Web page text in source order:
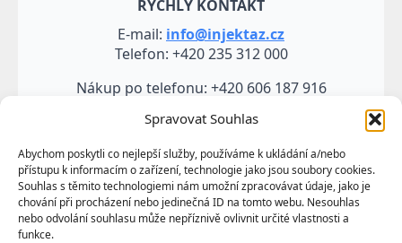
Spravovat Souhlas
Abychom poskytli co nejlepší služby, používáme k ukládání a/nebo
přístupu k informacím o zařízení, technologie jako jsou soubory cookies.
Souhlas s těmito technologiemi nám umožní zpracovávat údaje, jako je
chování při procházení nebo jedinečná ID na tomto webu. Nesouhlas
nebo odvolání souhlasu může nepříznivě ovlivnit určité vlastnosti a
funkce.
RYCHLÝ KONTAKT
E-mail: info@injektaz.cz
Telefon: +420 235 312 000
Nákup po telefonu: +420 606 187 916